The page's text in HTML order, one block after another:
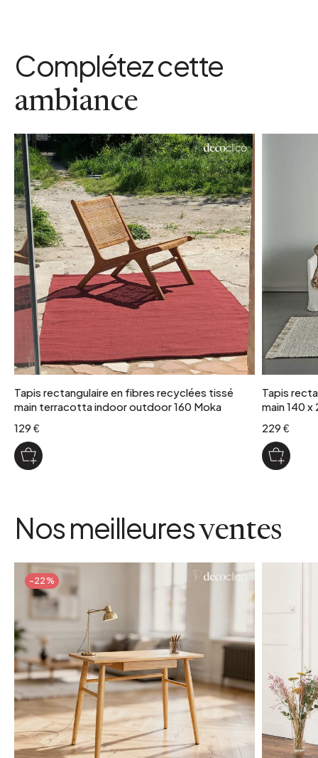
Complétez cette
ambiance
Tapis rectangulaire en fibres recyclées tissé
main terracotta indoor outdoor 160 Moka
129 €
Tapis
main 140
229 €
Nos meilleuresventes
-22%